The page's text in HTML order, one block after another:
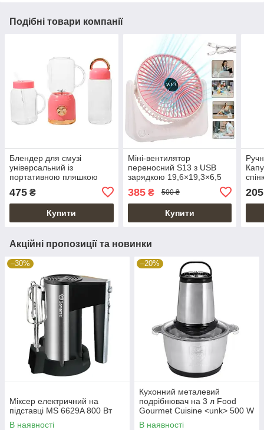
Подібні товари компанії
Блендер для смузі
універсальний із
портативною пляшкою
Retro Juicer | Мілкшейкер |
Соковичавниця
475 ₴
Купити
Міні-вентилятор
переносний S13 з USB
зарядкою 19,6×19,3×6,5
385₴ 500 ₴
Купити
205
Акційні пропозиції та новинки
–30%
Міксер електричний на
підставці MS 6629A 800 Вт
В наявності
–20%
Кухонний металевий
подрібнювач на 3 л Food
Gourmet Cuisine <unk> 500 W
В наявності